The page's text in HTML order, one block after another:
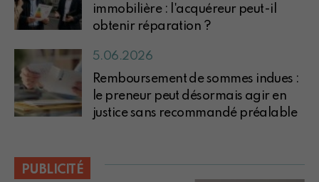
immobilière : l'acquéreur peut-il
obtenir réparation ?
5.06.2026
Remboursement de sommes indues :
le preneur peut désormais agir en
justice sans recommandé préalable